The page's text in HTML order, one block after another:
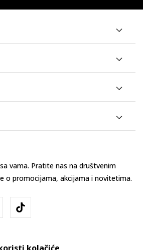
vama. Pratite nas na društvenim
o promocijama, akcijama i novitetima.